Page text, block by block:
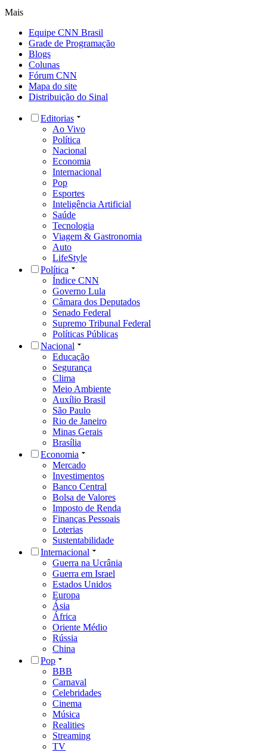
Mais
Equipe CNN Brasil
Grade de Programação
Blogs
Colunas
Fórum CNN
Mapa do site
Distribuição do Sinal
Editorias
Ao Vivo
Política
Nacional
Economia
Internacional
Pop
Esportes
Inteligência Artificial
Saúde
Tecnologia
Viagem & Gastronomia
Auto
LifeStyle
Política
Índice CNN
Governo Lula
Câmara dos Deputados
Senado Federal
Supremo Tribunal Federal
Políticas Públicas
Nacional
Educação
Segurança
Clima
Meio Ambiente
Auxílio Brasil
São Paulo
Rio de Janeiro
Minas Gerais
Brasília
Economia
Mercado
Investimentos
Banco Central
Bolsa de Valores
Imposto de Renda
Finanças Pessoais
Loterias
Sustentabilidade
Internacional
Guerra na Ucrânia
Guerra em Israel
Estados Unidos
Europa
Ásia
África
Oriente Médio
Rússia
China
Pop
BBB
Carnaval
Celebridades
Cinema
Música
Realities
Streaming
TV